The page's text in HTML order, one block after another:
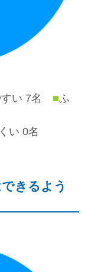
すい 7名 ■ふ
い 0名
きるよう